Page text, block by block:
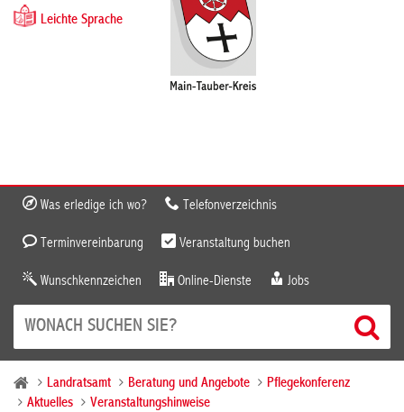
Leichte Sprache
Was erledige ich wo? Telefonverzeichnis
Terminvereinbarung Veranstaltung buchen
Wunschkennzeichen Online-Dienste Jobs
Landratsamt Beratung und Angebote
Pflegekonferenz
Aktuelles
Veranstaltungshinweise